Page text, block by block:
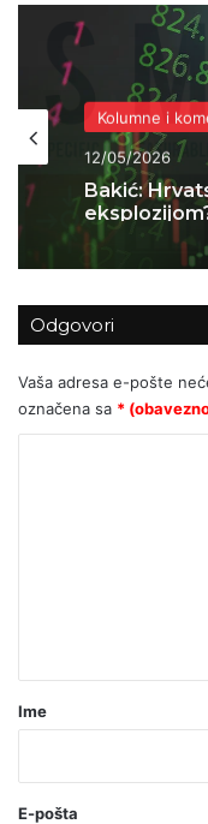
Gospodarstvo
30/04/2026
SMART
postaviti
Odgovori
Vaša adresa e-pošte
označena sa *
r
o
Ime
E-pošta